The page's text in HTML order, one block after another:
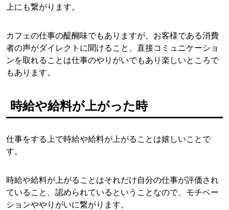
上にも繋がります。
カフェの仕事の醍醐味でもありますが、お客様である消費
者の声がダイレクトに聞けること、直接コミュニケーショ
ンを取れることは仕事のやりがいでもあり楽しいところで
もあります。
時給や給料が上がった時
仕事をする上で時給や給料が上がることは嬉しいことで
す。
時給や給料が上がることはそれだけ自分の仕事が評価され
ていること、認められているということなので、モチベー
ションややりがいに繋がります。